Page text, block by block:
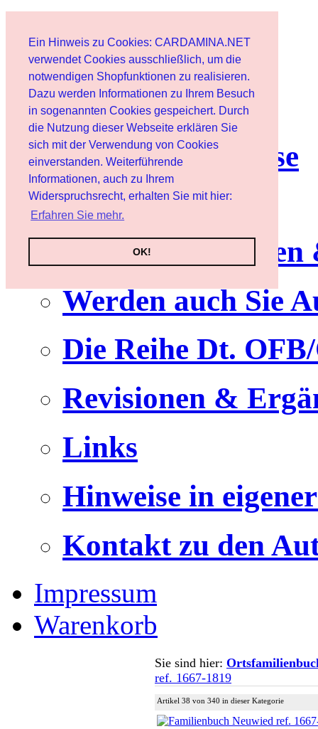
Ein Hinweis zu Cookies: CARDAMINA.NET
verwendet Cookies ausschließlich, um die
notwendigen Shopfunktionen zu realisieren.
Dazu werden Informationen zu Ihrem Besuch
in sogenannten Cookies gespeichert. Durch
die Nutzung dieser Webseite erklären Sie
sich mit der Verwendung von Cookies
einverstanden. Weiterführende
Informationen, auch zu Ihrem
Widerspruchsrecht, erhalten Sie mit hier:
Erfahren Sie mehr.
OK!
Benutzer
Newsletter
Nutzungshinweise
Service
Werden auch Sie
Die Reihe Dt.
Revisionen &
Links
Hinweise in
Kontakt zu den
Impressum
Warenkorb
Sie sind hier:
ref. 1667-1819
Artikel 38 von 340 in dieser Kategorie